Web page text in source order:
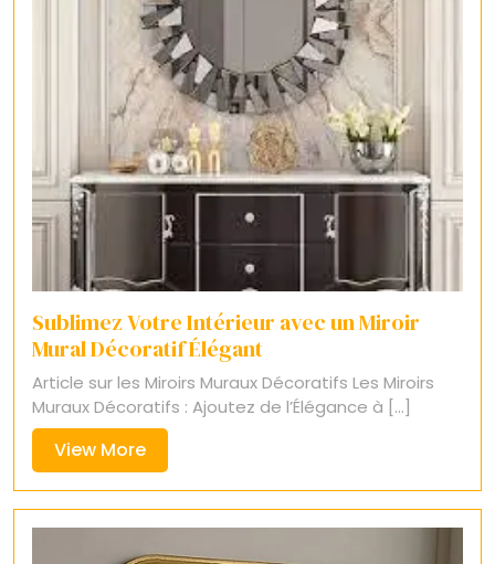
Sublimez Votre Intérieur avec un Miroir
Mural Décoratif Élégant
Article sur les Miroirs Muraux Décoratifs Les Miroirs
Muraux Décoratifs : Ajoutez de l’Élégance à [...]
View MoreView
More